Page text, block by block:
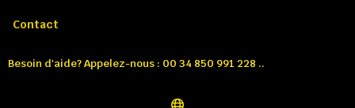
Contact
Besoin d'aide? Appelez-nous : 00 34 850 991 228 ..